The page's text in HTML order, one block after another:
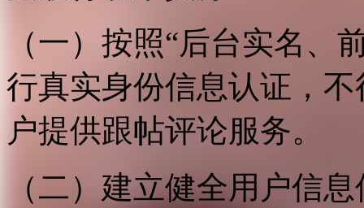
（一）按照“后台实名、
行真实身份信息认证，
户提供跟帖评论服务。
（二）建立健全用户信